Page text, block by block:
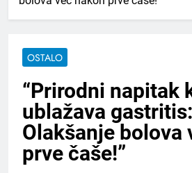
OSTALO
“Prirodni napitak
ublažava gastritis:
Olakšanje bolova
prve čaše!”